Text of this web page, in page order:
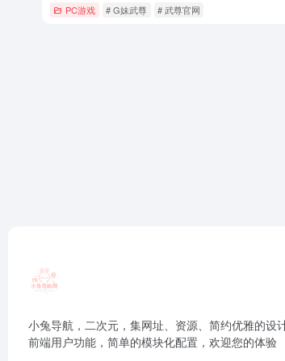
PC游戏 # G妹武尊 # 武尊官网
小兔导航，二次元，集网址、资源、简约优雅的设
前端用户功能，简单的模块化配置，欢迎您的体验